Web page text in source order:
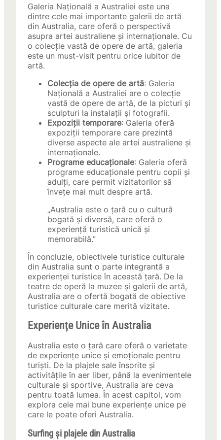
Galeria Națională a Australiei este una
dintre cele mai importante galerii de artă
din Australia, care oferă o perspectivă
asupra artei australiene și internaționale. Cu
o colecție vastă de opere de artă, galeria
este un must-visit pentru orice iubitor de
artă.
Colecția de opere de artă: Galeria
Națională a Australiei are o colecție
vastă de opere de artă, de la picturi și
sculpturi la instalații și fotografii.
Expoziții temporare: Galeria oferă
expoziții temporare care prezintă
diverse aspecte ale artei australiene și
internaționale.
Programe educaționale: Galeria oferă
programe educaționale pentru copii și
adulți, care permit vizitatorilor să
învețe mai mult despre artă.
„Australia este o țară cu o cultură
bogată și diversă, care oferă o
experiență turistică unică și
memorabilă.”
În concluzie, obiectivele turistice culturale
din Australia sunt o parte integrantă a
experienței turistice în această țară. De la
teatre de operă la muzee și galerii de artă,
Australia are o ofertă bogată de obiective
turistice culturale care merită vizitate.
Experiențe Unice în Australia
Australia este o țară care oferă o varietate
de experiențe unice și emoționale pentru
turiști. De la plajele sale însorite și
activitățile în aer liber, până la evenimentele
culturale și sportive, Australia are ceva
pentru toată lumea. În acest capitol, vom
explora cele mai bune experiențe unice pe
care le poate oferi Australia.
Surfing și plajele din Australia